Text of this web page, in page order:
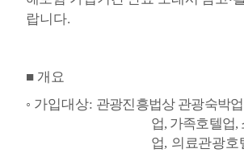
랍니다.
■ 개요
◦ 가입대상: 관광진흥법상 관광숙박
업, 가족호텔업,
업, 의료관광호